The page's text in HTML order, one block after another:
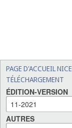
PAGE D'ACCUEIL NICE
TÉLÉCHARGEMENT
ÉDITION-VERSION
AUTRES